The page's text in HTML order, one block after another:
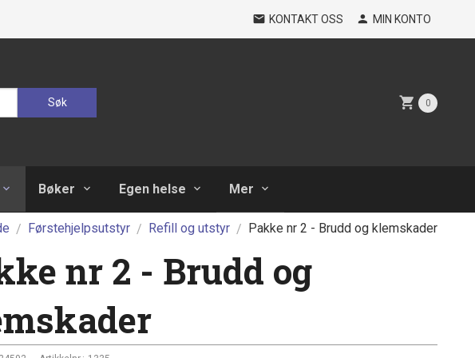
KONTAKT OSS MIN KONTO
Søk 0
Bøker Egen helse Mer
Førstehjelpsutstyr Refill og utstyr Pakke nr 2 - Brudd og klemskader
nr 2 - Brudd og